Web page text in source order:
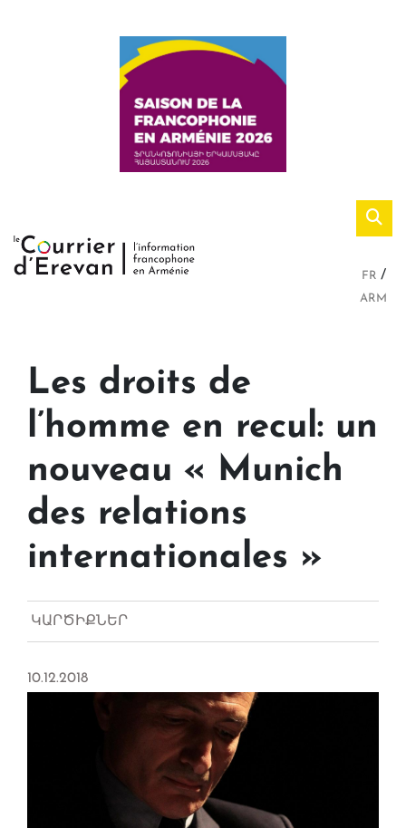
FR
ARM
Les droits de
l’homme en recul: un
nouveau « Munich
des relations
internationales »
ԿԱՐԾԻՔՆԵՐ
10.12.2018